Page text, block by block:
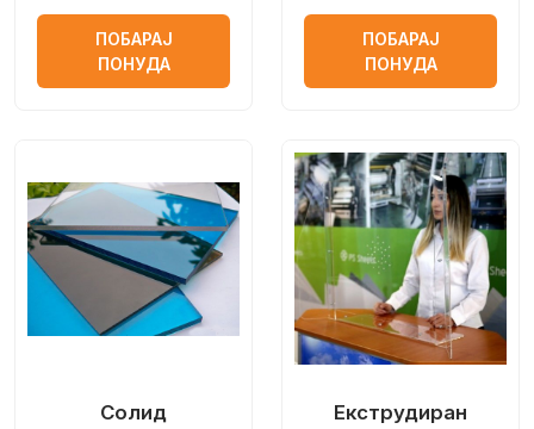
табли
ПОБАРАЈ
ПОНУДА
ПОБАРАЈ
ПОНУДА
Солид
Екструдиран